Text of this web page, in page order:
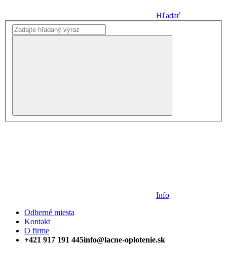
Hľadať
Info
Odberné miesta
Kontakt
O firme
+421 917 191 445info@lacne-oplotenie.sk